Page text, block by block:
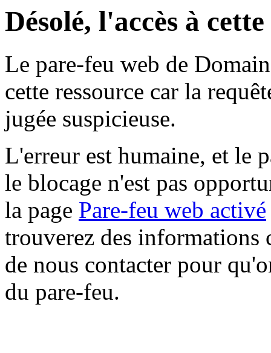
Désolé, l'accès à
Le pare-feu web de
cette ressource car la
jugée suspicieuse.
L'erreur est humaine, et le
le blocage n'est pas
la page Pare-feu web activé
trouverez des informations
de nous contacter pour
du pare-feu.